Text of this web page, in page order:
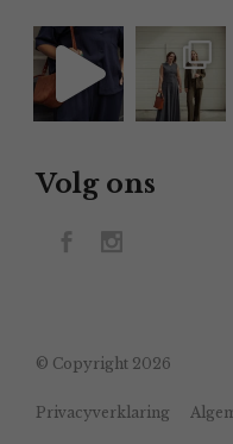
Volg ons
© Copyright 2026
Privacyverklaring